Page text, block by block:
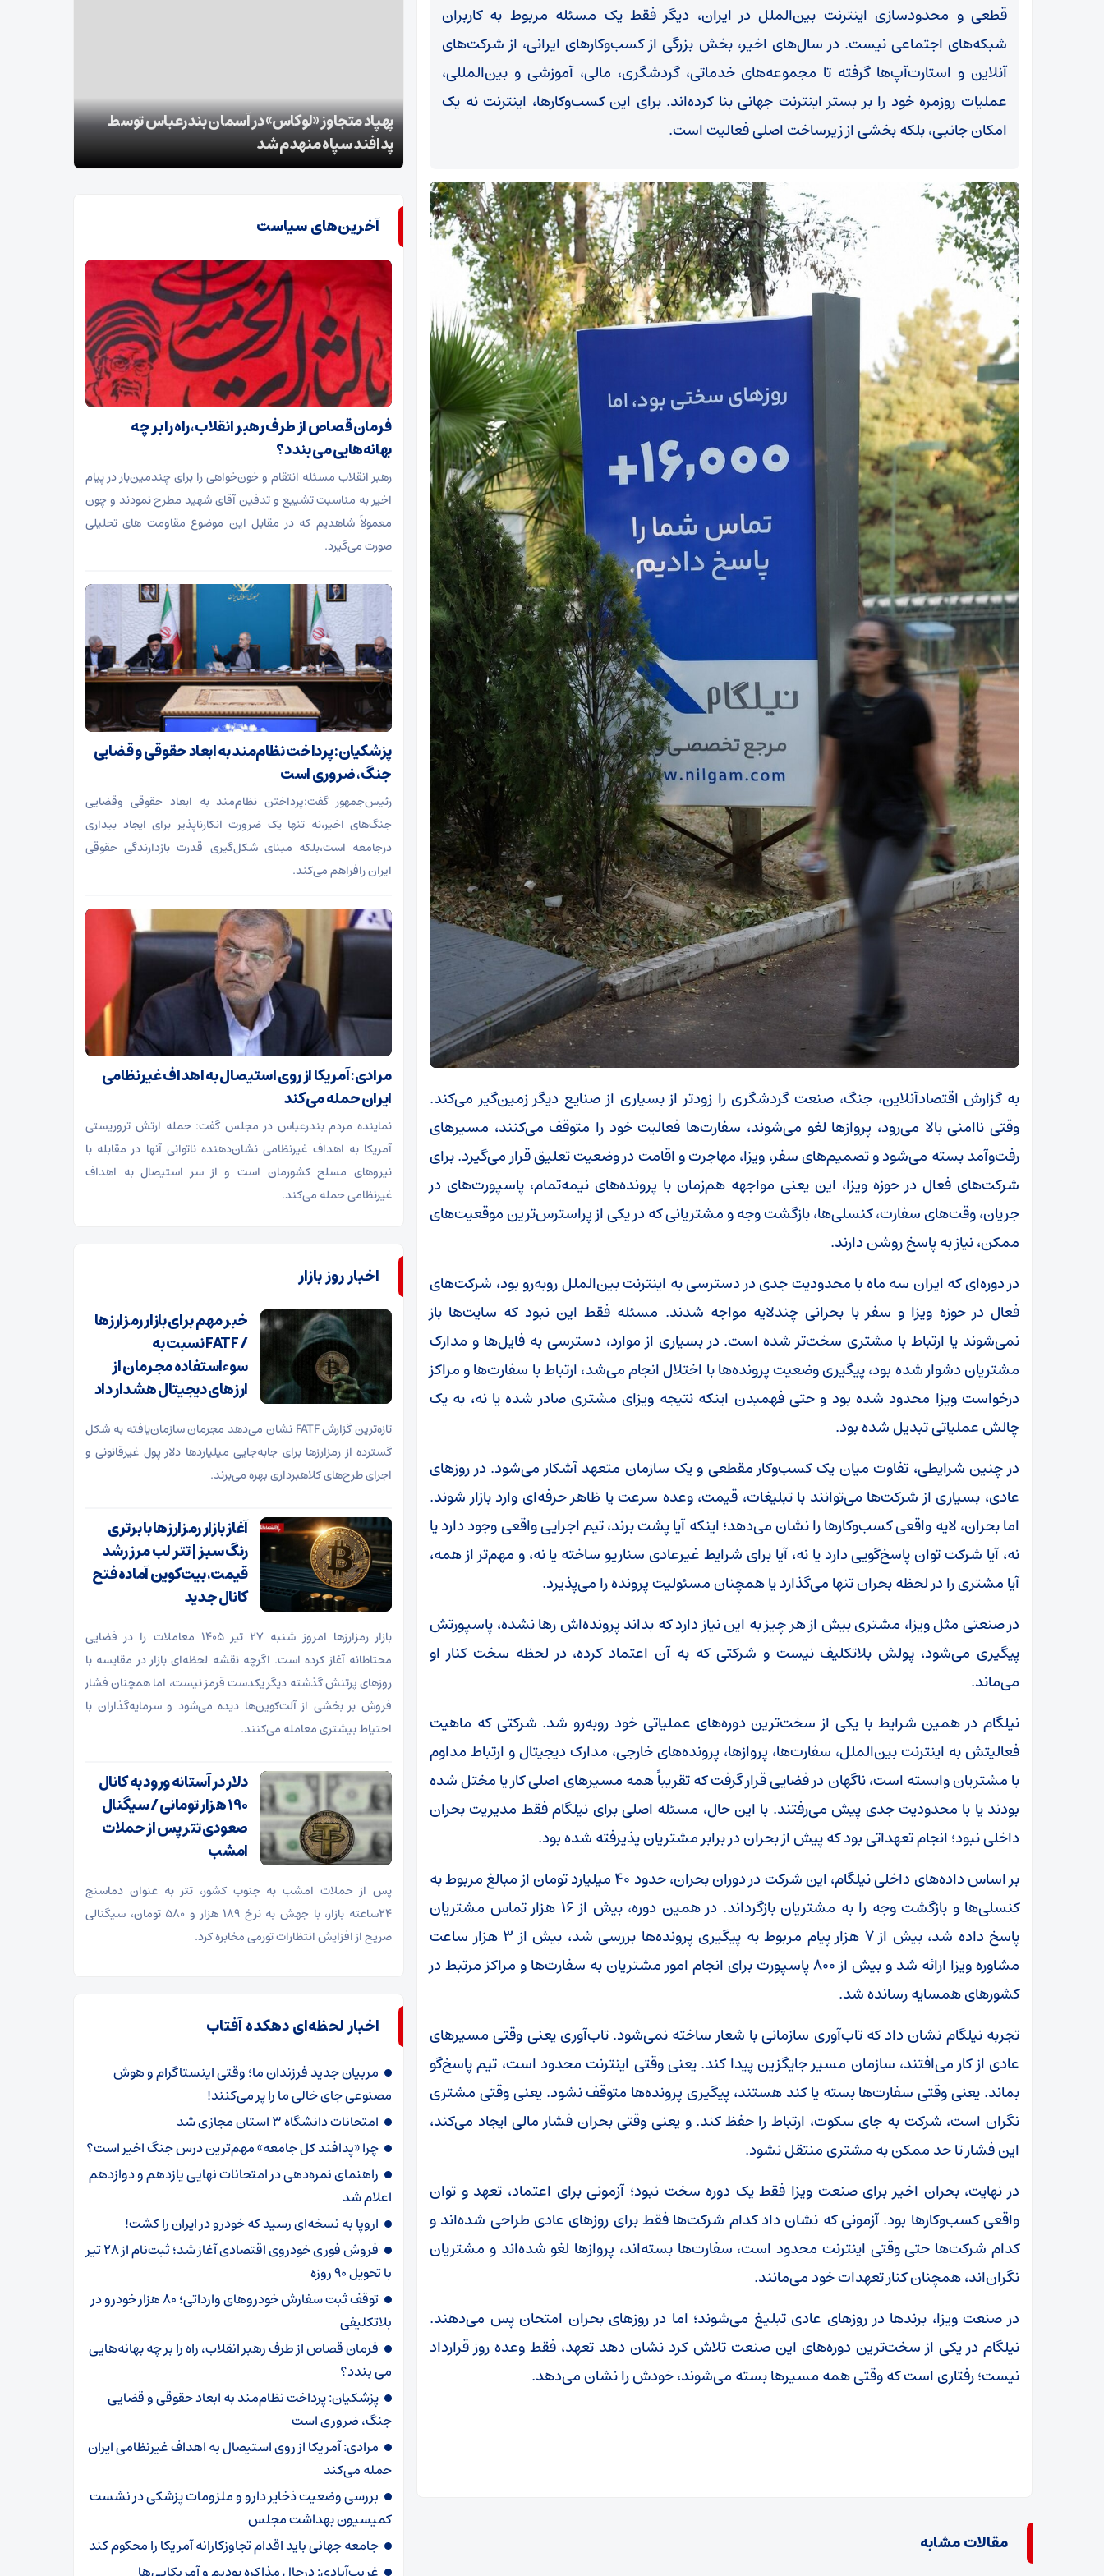
قطعی و محدودسازی اینترنت بین‌الملل در ایران، دیگر فقط یک مسئله مربوط به کاربران
شبکه‌های اجتماعی نیست. در سال‌های اخیر، بخش بزرگی از کسب‌وکارهای ایرانی، از شرکت‌های
آنلاین و استارت‌آپ‌ها گرفته تا مجموعه‌های خدماتی، گردشگری، مالی، آموزشی و بین‌المللی،
عملیات روزمره خود را بر بستر اینترنت جهانی بنا کرده‌اند. برای این کسب‌وکارها، اینترنت نه یک
امکان جانبی، بلکه بخشی از زیرساخت اصلی فعالیت است.
به گزارش اقتصادآنلاین، جنگ، صنعت گردشگری را زودتر از بسیاری از صنایع دیگر زمین‌گیر می‌کند.
وقتی ناامنی بالا می‌رود، پروازها لغو می‌شوند، سفارت‌ها فعالیت خود را متوقف می‌کنند، مسیرهای
رفت‌وآمد بسته می‌شود و تصمیم‌های سفر، ویزا، مهاجرت و اقامت در وضعیت تعلیق قرار می‌گیرد. برای
شرکت‌های فعال در حوزه ویزا، این یعنی مواجهه هم‌زمان با پرونده‌های نیمه‌تمام، پاسپورت‌های در
جریان، وقت‌های سفارت، کنسلی‌ها، بازگشت وجه و مشتریانی که در یکی از پراسترس‌ترین موقعیت‌های
ممکن، نیاز به پاسخ روشن دارند.
در دوره‌ای که ایران سه ماه با محدودیت جدی در دسترسی به اینترنت بین‌الملل روبه‌رو بود، شرکت‌های
فعال در حوزه ویزا و سفر با بحرانی چندلایه مواجه شدند. مسئله فقط این نبود که سایت‌ها باز
نمی‌شوند یا ارتباط با مشتری سخت‌تر شده است. در بسیاری از موارد، دسترسی به فایل‌ها و مدارک
مشتریان دشوار شده بود، پیگیری وضعیت پرونده‌ها با اختلال انجام می‌شد، ارتباط با سفارت‌ها و مراکز
درخواست ویزا محدود شده بود و حتی فهمیدن اینکه نتیجه ویزای مشتری صادر شده یا نه، به یک
چالش عملیاتی تبدیل شده بود.
در چنین شرایطی، تفاوت میان یک کسب‌وکار مقطعی و یک سازمان متعهد آشکار می‌شود. در روزهای
عادی، بسیاری از شرکت‌ها می‌توانند با تبلیغات، قیمت، وعده سرعت یا ظاهر حرفه‌ای وارد بازار شوند.
اما بحران، لایه واقعی کسب‌وکارها را نشان می‌دهد؛ اینکه آیا پشت برند، تیم اجرایی واقعی وجود دارد یا
نه، آیا شرکت توان پاسخ‌گویی دارد یا نه، آیا برای شرایط غیرعادی سناریو ساخته یا نه، و مهم‌تر از همه،
آیا مشتری را در لحظه بحران تنها می‌گذارد یا همچنان مسئولیت پرونده را می‌پذیرد.
در صنعتی مثل ویزا، مشتری بیش از هر چیز به این نیاز دارد که بداند پرونده‌اش رها نشده، پاسپورتش
پیگیری می‌شود، پولش بلاتکلیف نیست و شرکتی که به آن اعتماد کرده، در لحظه سخت کنار او
می‌ماند.
نیلگام در همین شرایط با یکی از سخت‌ترین دوره‌های عملیاتی خود روبه‌رو شد. شرکتی که ماهیت
فعالیتش به اینترنت بین‌الملل، سفارت‌ها، پروازها، پرونده‌های خارجی، مدارک دیجیتال و ارتباط مداوم
با مشتریان وابسته است، ناگهان در فضایی قرار گرفت که تقریباً همه مسیرهای اصلی کار یا مختل شده
بودند یا با محدودیت جدی پیش می‌رفتند. با این حال، مسئله اصلی برای نیلگام فقط مدیریت بحران
داخلی نبود؛ انجام تعهداتی بود که پیش از بحران در برابر مشتریان پذیرفته شده بود.
بر اساس داده‌های داخلی نیلگام، این شرکت در دوران بحران، حدود ۴۰ میلیارد تومان از مبالغ مربوط به
کنسلی‌ها و بازگشت وجه را به مشتریان بازگرداند. در همین دوره، بیش از ۱۶ هزار تماس مشتریان
پاسخ داده شد، بیش از ۷ هزار پیام مربوط به پیگیری پرونده‌ها بررسی شد، بیش از ۳ هزار ساعت
مشاوره ویزا ارائه شد و بیش از ۸۰۰ پاسپورت برای انجام امور مشتریان به سفارت‌ها و مراکز مرتبط در
کشورهای همسایه رسانده شد.
تجربه نیلگام نشان داد که تاب‌آوری سازمانی با شعار ساخته نمی‌شود. تاب‌آوری یعنی وقتی مسیرهای
عادی از کار می‌افتند، سازمان مسیر جایگزین پیدا کند. یعنی وقتی اینترنت محدود است، تیم پاسخ‌گو
بماند. یعنی وقتی سفارت‌ها بسته یا کند هستند، پیگیری پرونده‌ها متوقف نشود. یعنی وقتی مشتری
نگران است، شرکت به جای سکوت، ارتباط را حفظ کند. و یعنی وقتی بحران فشار مالی ایجاد می‌کند،
این فشار تا حد ممکن به مشتری منتقل نشود.
در نهایت، بحران اخیر برای صنعت ویزا فقط یک دوره سخت نبود؛ آزمونی برای اعتماد، تعهد و توان
واقعی کسب‌وکارها بود. آزمونی که نشان داد کدام شرکت‌ها فقط برای روزهای عادی طراحی شده‌اند و
کدام شرکت‌ها حتی وقتی اینترنت محدود است، سفارت‌ها بسته‌اند، پروازها لغو شده‌اند و مشتریان
نگران‌اند، همچنان کنار تعهدات خود می‌مانند.
در صنعت ویزا، برندها در روزهای عادی تبلیغ می‌شوند؛ اما در روزهای بحران امتحان پس می‌دهند.
نیلگام در یکی از سخت‌ترین دوره‌های این صنعت تلاش کرد نشان دهد تعهد، فقط وعده روز قرارداد
نیست؛ رفتاری است که وقتی همه مسیرها بسته می‌شوند، خودش را نشان می‌دهد.
مقالات مشابه
ناوگان صیادی استان هرمزگان در همه بنادر فعال
پهپاد متجاوز «لوکاس» در آسمان بندرعباس توسط
پدافند سپاه منهدم شد
تاز‌ه‌ترین اخبار حملات ‌آمریکا‌ به برخی مناطق ایران در
24 تیر ماه
آخرین‌های سیاست
فرمان قصاص از طرف رهبر انقلاب، راه را بر چه
بهانه‌هایی می بندد؟
رهبر انقلاب مسئله انتقام و خون‌خواهی را برای چندمین‌بار در پیام
اخیر به مناسبت تشییع و تدفین آقای شهید مطرح نمودند و چون
معمولاً شاهدیم که در مقابل این موضوع مقاومت های تحلیلی
صورت می‌گیرد.
پزشکیان: پرداخت نظام‌مند به ابعاد حقوقی و قضایی
جنگ، ضروری است
رئیس‌جمهور گفت:پرداختن نظام‌مند به ابعاد حقوقی وقضایی
جنگ‌های اخیر،نه تنها یک ضرورت انکارناپذیر برای ایجاد بیداری
درجامعه است،بلکه مبنای شکل‌گیری قدرت بازدارندگی حقوقی
ایران رافراهم می‌کند.
مرادی: آمریکا از روی استیصال به اهداف غیرنظامی
ایران حمله می‌کند
نماینده مردم بندرعباس در مجلس گفت: حمله ارتش تروریستی
آمریکا به اهداف غیرنظامی نشان‌دهنده ناتوانی آنها در مقابله با
نیروهای مسلح کشورمان است و از سر استیصال به اهداف
غیرنظامی حمله می‌کند.
اخبار روز بازار
خبر مهم برای بازار رمزارزها
/ FATF نسبت به
سوءاستفاده مجرمان از
ارزهای دیجیتال هشدار داد
تازه‌ترین گزارش FATF نشان می‌دهد مجرمان سازمان‌یافته به شکل
گسترده از رمزارزها برای جابه‌جایی میلیاردها دلار پول غیرقانونی و
اجرای طرح‌های کلاهبرداری بهره می‌برند.
آغاز بازار رمزارزها با برتری
رنگ سبز | تتر لب مرز رشد
قیمت، بیت‌کوین آماده فتح
کانال جدید
بازار رمزارز‌ها امروز شنبه ۲۷ تیر ۱۴۰۵ معاملات را در فضایی
محتاطانه آغاز کرده است. اگرچه نقشه لحظه‌ای بازار در مقایسه با
روز‌های پرتنش گذشته دیگر یکدست قرمز نیست، اما همچنان فشار
فروش بر بخشی از آلت‌کوین‌ها دیده می‌شود و سرمایه‌گذاران با
احتیاط بیشتری معامله می‌کنند.
دلار در آستانه ورود به کانال
۱۹۰ هزار تومانی / سیگنال
صعودی تتر پس از حملات
امشب
پس از حملات امشب به جنوب کشور، تتر به عنوان دماسنج
۲۴ساعته بازار، با جهش به نرخ ۱۸۹ هزار و ۵۸۰ تومان، سیگنالی
صریح از افزایش انتظارات تورمی مخابره کرد.
اخبار لحظه‌ای دهکده آفتاب
مربیان جدید فرزندان ما؛ وقتی اینستاگرام و هوش
مصنوعی جای خالی ما را پر می‌کنند!
امتحانات دانشگاه‌ ۳ استان مجازی شد
چرا «پدافند کل جامعه» مهم‌ترین درس جنگ اخیر است؟
راهنمای نمره‌دهی در امتحانات نهایی یازدهم و دوازدهم
اعلام شد
اروپا به نسخه‌ای رسید که خودرو در ایران را کشت!
فروش فوری خودروی اقتصادی آغاز شد؛ ثبت‌نام از ۲۸ تیر
با تحویل ۹۰ روزه
توقف ثبت سفارش خودروهای وارداتی؛ ۸۰ هزار خودرو در
بلاتکلیفی
فرمان قصاص از طرف رهبر انقلاب، راه را بر چه بهانه‌هایی
می بندد؟
پزشکیان: پرداخت نظام‌مند به ابعاد حقوقی و قضایی
جنگ، ضروری است
مرادی: آمریکا از روی استیصال به اهداف غیرنظامی ایران
حمله می‌کند
بررسی وضعیت ذخایر دارو و ملزومات پزشکی در نشست
کمیسیون بهداشت مجلس
جامعه جهانی باید اقدام تجاوزکارانه آمریکا را محکوم کند